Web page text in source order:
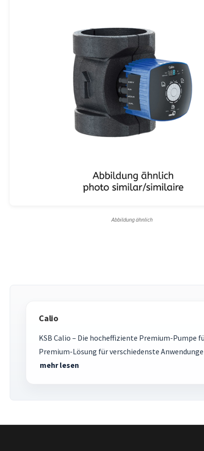
Abbildung ähnlich
Calio
KSB Calio – Die hocheffiziente Premium-Pumpe
Premium-Lösung für verschiedenste
mehr lesen